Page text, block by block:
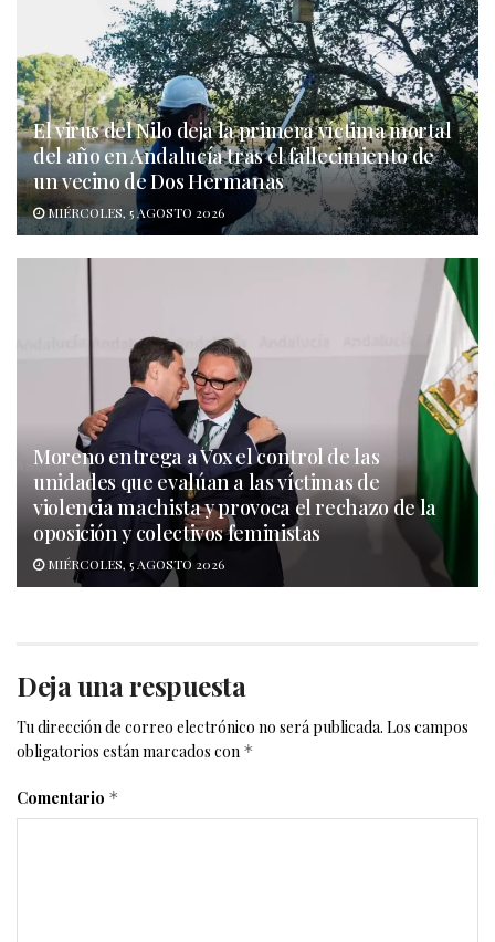
El virus del Nilo deja la primera víctima mortal
del año en Andalucía tras el fallecimiento de
un vecino de Dos Hermanas
MIÉRCOLES, 5 AGOSTO 2026
Moreno entrega a Vox el control de las
unidades que evalúan a las víctimas de
violencia machista y provoca el rechazo de la
oposición y colectivos feministas
MIÉRCOLES, 5 AGOSTO 2026
Deja una respuesta
Tu dirección de correo electrónico no será publicada. Los campos
obligatorios están marcados con *
Comentario *